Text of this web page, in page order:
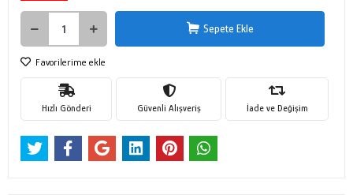
Sepete Ekle
Favorilerime ekle
Hızlı Gönderi Güvenli Alışveriş İade ve Değişim